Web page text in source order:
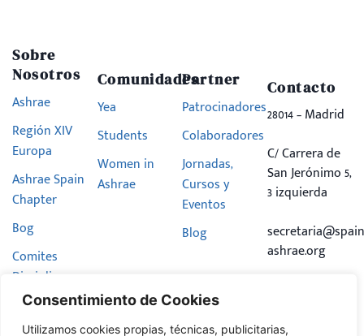
Consentimiento de Cookies
Utilizamos cookies propias, técnicas, publicitarias,
Sobre
Nosotros
Ashrae
Región XIV
Europa
Ashrae Spain
Chapter
Bog
Comites
Disciplinares
Hazte
Miembro
Comunidades
Yea
Students
Women in
Ashrae
Partner
Patrocinadores
Colaboradores
Jornadas,
Cursos y
Eventos
Blog
Contacto
28014 – Madrid
C/ Carrera de
San Jerónimo 5,
3 izquierda
ashrae.org